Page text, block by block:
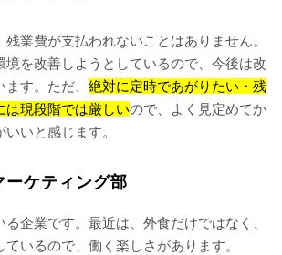
業費が支払われないことはありません。
境を改善しようとしているので、今後は改
ます。ただ、絶対に定時であがりたい・残
は現段階では厳しいので、よく見定めてか
いと感じます。
ーケティング部
企業です。最近は、外食だけではなく、
いるので、働く楽しさがあります。